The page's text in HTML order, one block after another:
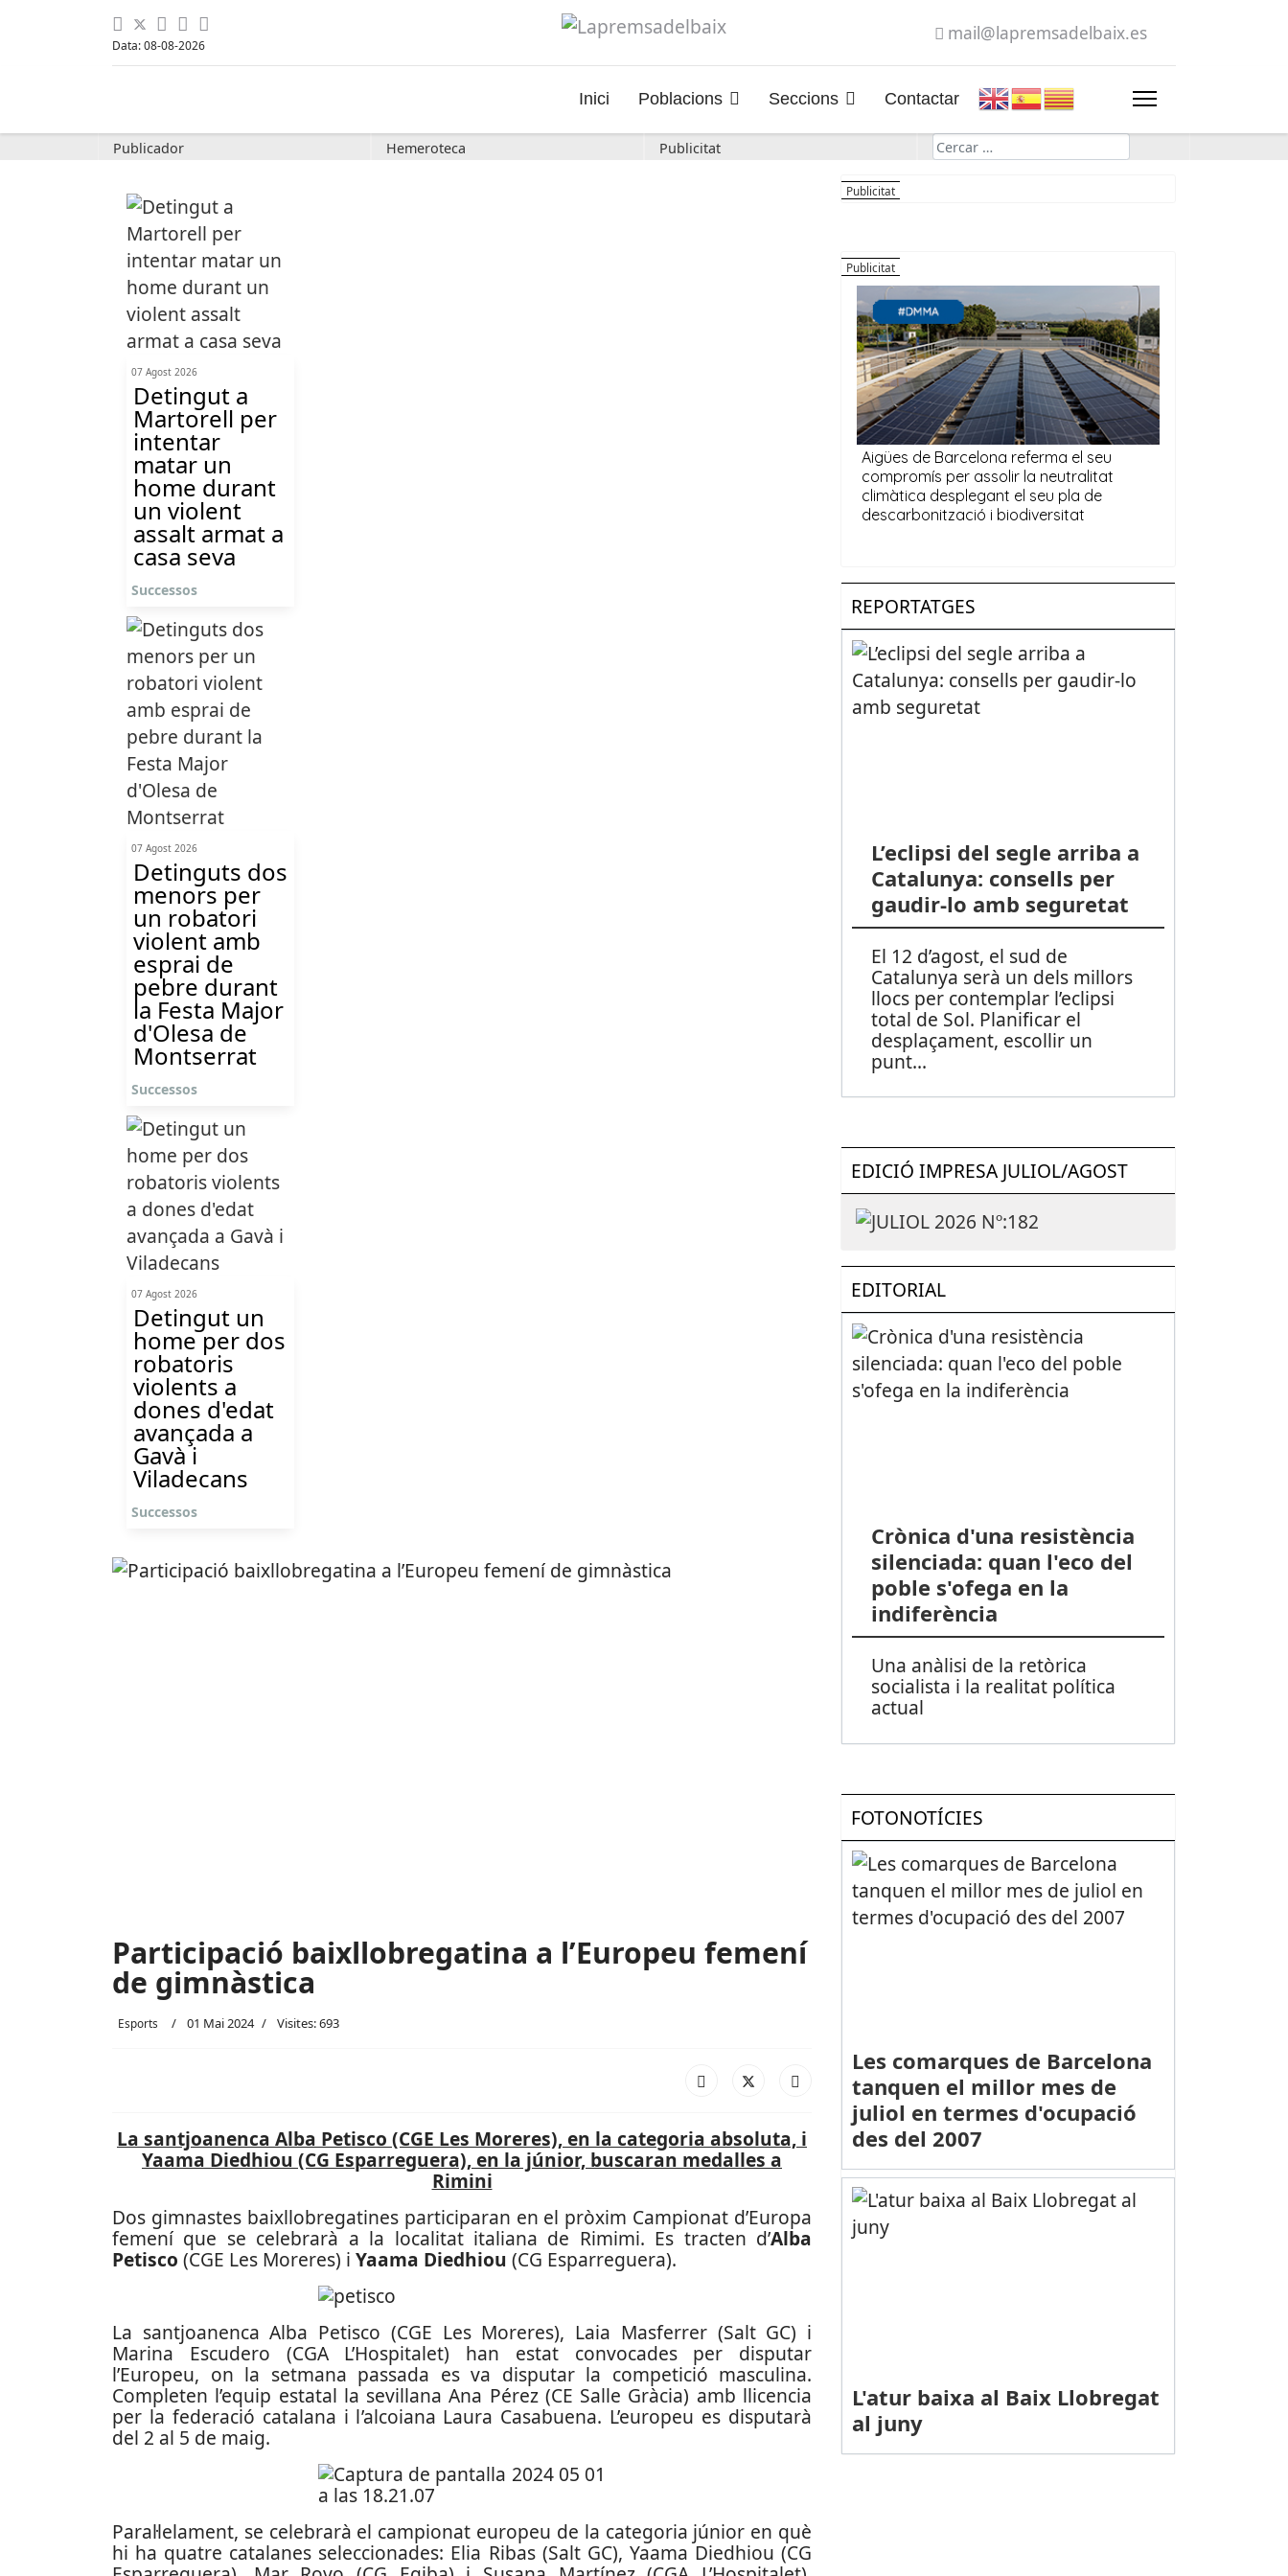
Data: 08-08-2026
mail@lapremsadelbaix.es
Inici Poblacions Seccions Contactar
Publicador Hemeroteca Publicitat Cerca
07 Agost 2026
Detingut a
Martorell per
intentar
matar un
home durant
un violent
assalt armat a
casa seva
Successos
07 Agost 2026
Detinguts dos
menors per
un robatori
violent amb
esprai de
pebre durant
la Festa Major
d'Olesa de
Montserrat
Successos
07 Agost 2026
Detingut un
home per dos
robatoris
violents a
dones d'edat
avançada a
Gavà i
Viladecans
Successos
Participació baixllobregatina a l’Europeu femení
de gimnàstica
Esports 01 Mai 2024 Visites: 693
La santjoanenca Alba Petisco (CGE Les Moreres), en la categoria absoluta, i
Yaama Diedhiou (CG Esparreguera), en la júnior, buscaran medalles a
Rimini
Dos gimnastes baixllobregatines participaran en el pròxim Campionat d’Europa
femení que se celebrarà a la localitat italiana de Rimimi. Es tracten d’Alba
Petisco (CGE Les Moreres) i Yaama Diedhiou (CG Esparreguera).
La santjoanenca Alba Petisco (CGE Les Moreres), Laia Masferrer (Salt GC) i
Marina Escudero (CGA L’Hospitalet) han estat convocades per disputar
l’Europeu, on la setmana passada es va disputar la competició masculina.
Completen l’equip estatal la sevillana Ana Pérez (CE Salle Gràcia) amb llicencia
per la federació catalana i l’alcoiana Laura Casabuena. L’europeu es disputarà
del 2 al 5 de maig.
Paral·lelament, se celebrarà el campionat europeu de la categoria júnior en què
hi ha quatre catalanes seleccionades: Elia Ribas (Salt GC), Yaama Diedhiou (CG
REPORTATGES
L’eclipsi del segle arriba a
Catalunya: consells per
gaudir-lo amb seguretat
El 12 d’agost, el sud de
Catalunya serà un dels millors
llocs per contemplar l’eclipsi
total de Sol. Planificar el
desplaçament, escollir un
punt...
EDICIÓ IMPRESA JULIOL/AGOST
EDITORIAL
Crònica d'una resistència
silenciada: quan l'eco del
poble s'ofega en la
indiferència
Una anàlisi de la retòrica
socialista i la realitat política
actual
FOTONOTÍCIES
Les comarques de Barcelona
tanquen el millor mes de
juliol en termes d'ocupació
des del 2007
L'atur baixa al Baix Llobregat
al juny